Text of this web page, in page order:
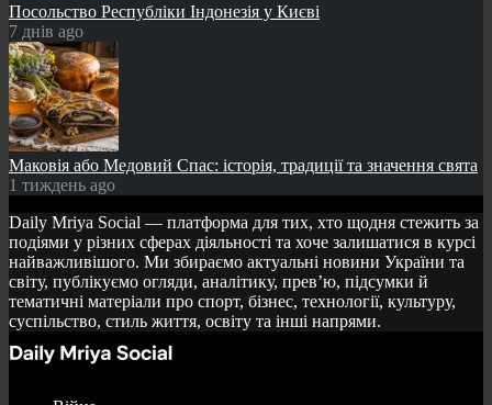
Посольство Республіки Індонезія у Києві
7 днів ago
Маковія або Медовий Спас: історія, традиції та значення свята
1 тиждень ago
Daily Mriya Social — платформа для тих, хто щодня стежить за
подіями у різних сферах діяльності та хоче залишатися в курсі
найважливішого. Ми збираємо актуальні новини України та
світу, публікуємо огляди, аналітику, прев’ю, підсумки й
тематичні матеріали про спорт, бізнес, технології, культуру,
суспільство, стиль життя, освіту та інші напрями.